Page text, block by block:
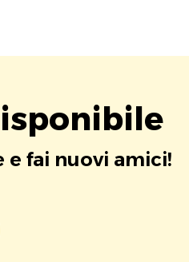
fai nuovi amici!